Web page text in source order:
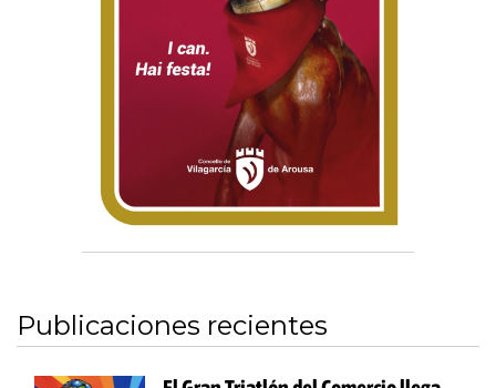
Publicaciones recientes